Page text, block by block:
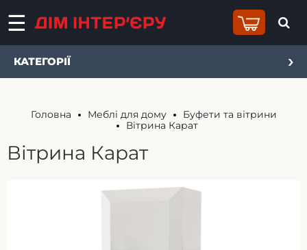
КАТЕГОРІЇ
Головна Меблі для дому
Буфети та вітрини
Вітрина Карат
Вітрина Карат